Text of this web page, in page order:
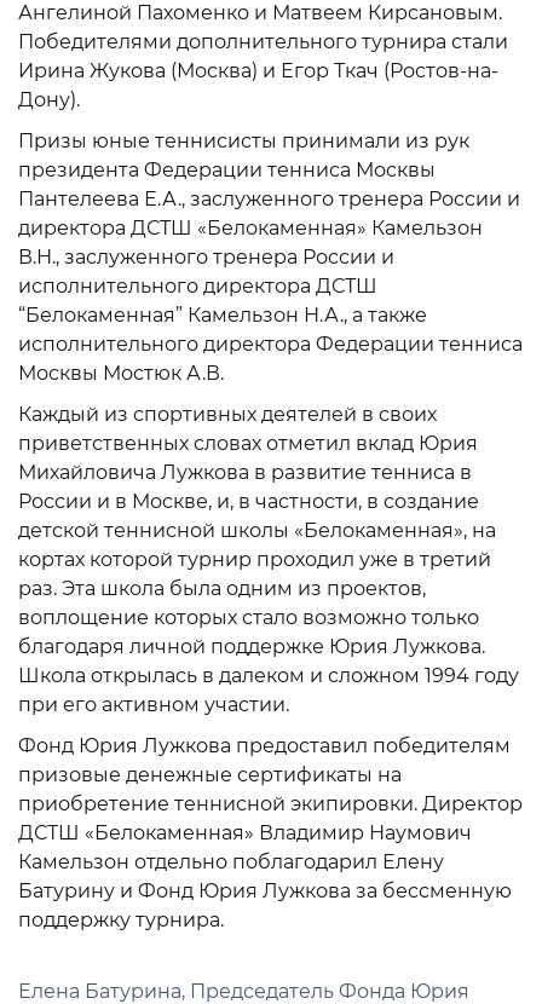
Ангелиной Пахоменко и Матвеем Кирсановым.
Победителями дополнительного турнира стали
Ирина Жукова (Москва) и Егор Ткач (Ростов-на-
Дону).
Призы юные теннисисты принимали из рук
президента Федерации тенниса Москвы
Пантелеева Е.А., заслуженного тренера России и
директора ДСТШ «Белокаменная» Камельзон
В.Н., заслуженного тренера России и
исполнительного директора ДСТШ
“Белокаменная” Камельзон Н.А., а также
исполнительного директора Федерации тенниса
Москвы Мостюк А.В.
Каждый из спортивных деятелей в своих
приветственных словах отметил вклад Юрия
Михайловича Лужкова в развитие тенниса в
России и в Москве, и, в частности, в создание
детской теннисной школы «Белокаменная», на
кортах которой турнир проходил уже в третий
раз. Эта школа была одним из проектов,
воплощение которых стало возможно только
благодаря личной поддержке Юрия Лужкова.
Школа открылась в далеком и сложном 1994 году
при его активном участии.
Фонд Юрия Лужкова предоставил победителям
призовые денежные сертификаты на
приобретение теннисной экипировки. Директор
ДСТШ «Белокаменная» Владимир Наумович
Камельзон отдельно поблагодарил Елену
Батурину и Фонд Юрия Лужкова за бессменную
поддержку турнира.
Елена Батурина, Председатель Фонда Юрия